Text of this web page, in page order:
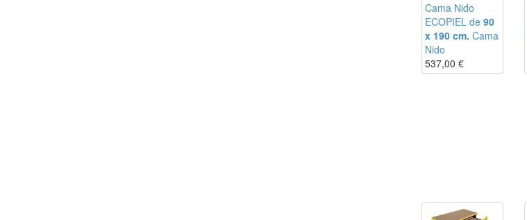
Cama Nido
ECOPIEL de 90
x 190 cm. Cama
Nido
537,00 €